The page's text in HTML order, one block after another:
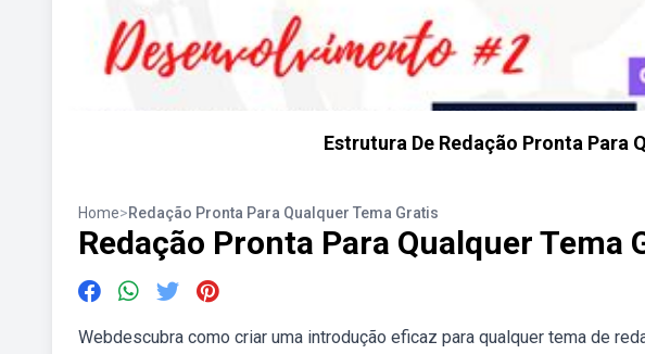
Estrutura De Redação Pronta Para
Home>Redação Pronta Para Qualquer Tema Gratis
Redação Pronta Para Qualquer Tema
Webdescubra como criar uma introdução eficaz para qualquer tema de